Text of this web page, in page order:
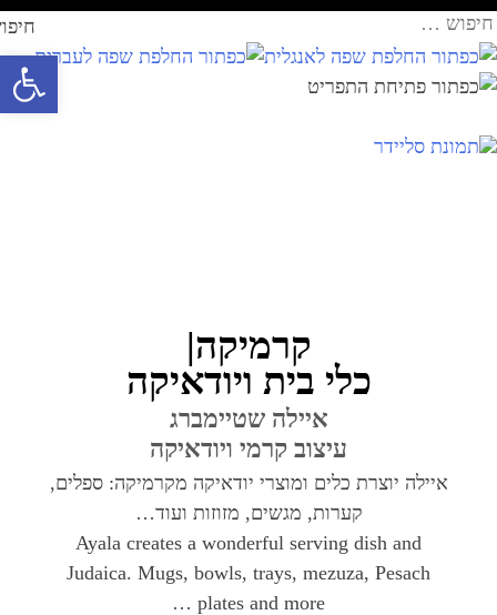
Skip
to
content
מעבר
לתוכן
חיפוש:
קרמיקה|
כלי בית ויודאיקה
איילה שטיימברג
עיצוב קרמי ויודאיקה
איילה יוצרת כלים ומוצרי יודאיקה מקרמיקה: ספלים,
קערות, מגשים, מזוזות ועוד…
Ayala creates a wonderful serving dish and
Judaica. Mugs, bowls, trays, mezuza, Pesach
plates and more …
פתח